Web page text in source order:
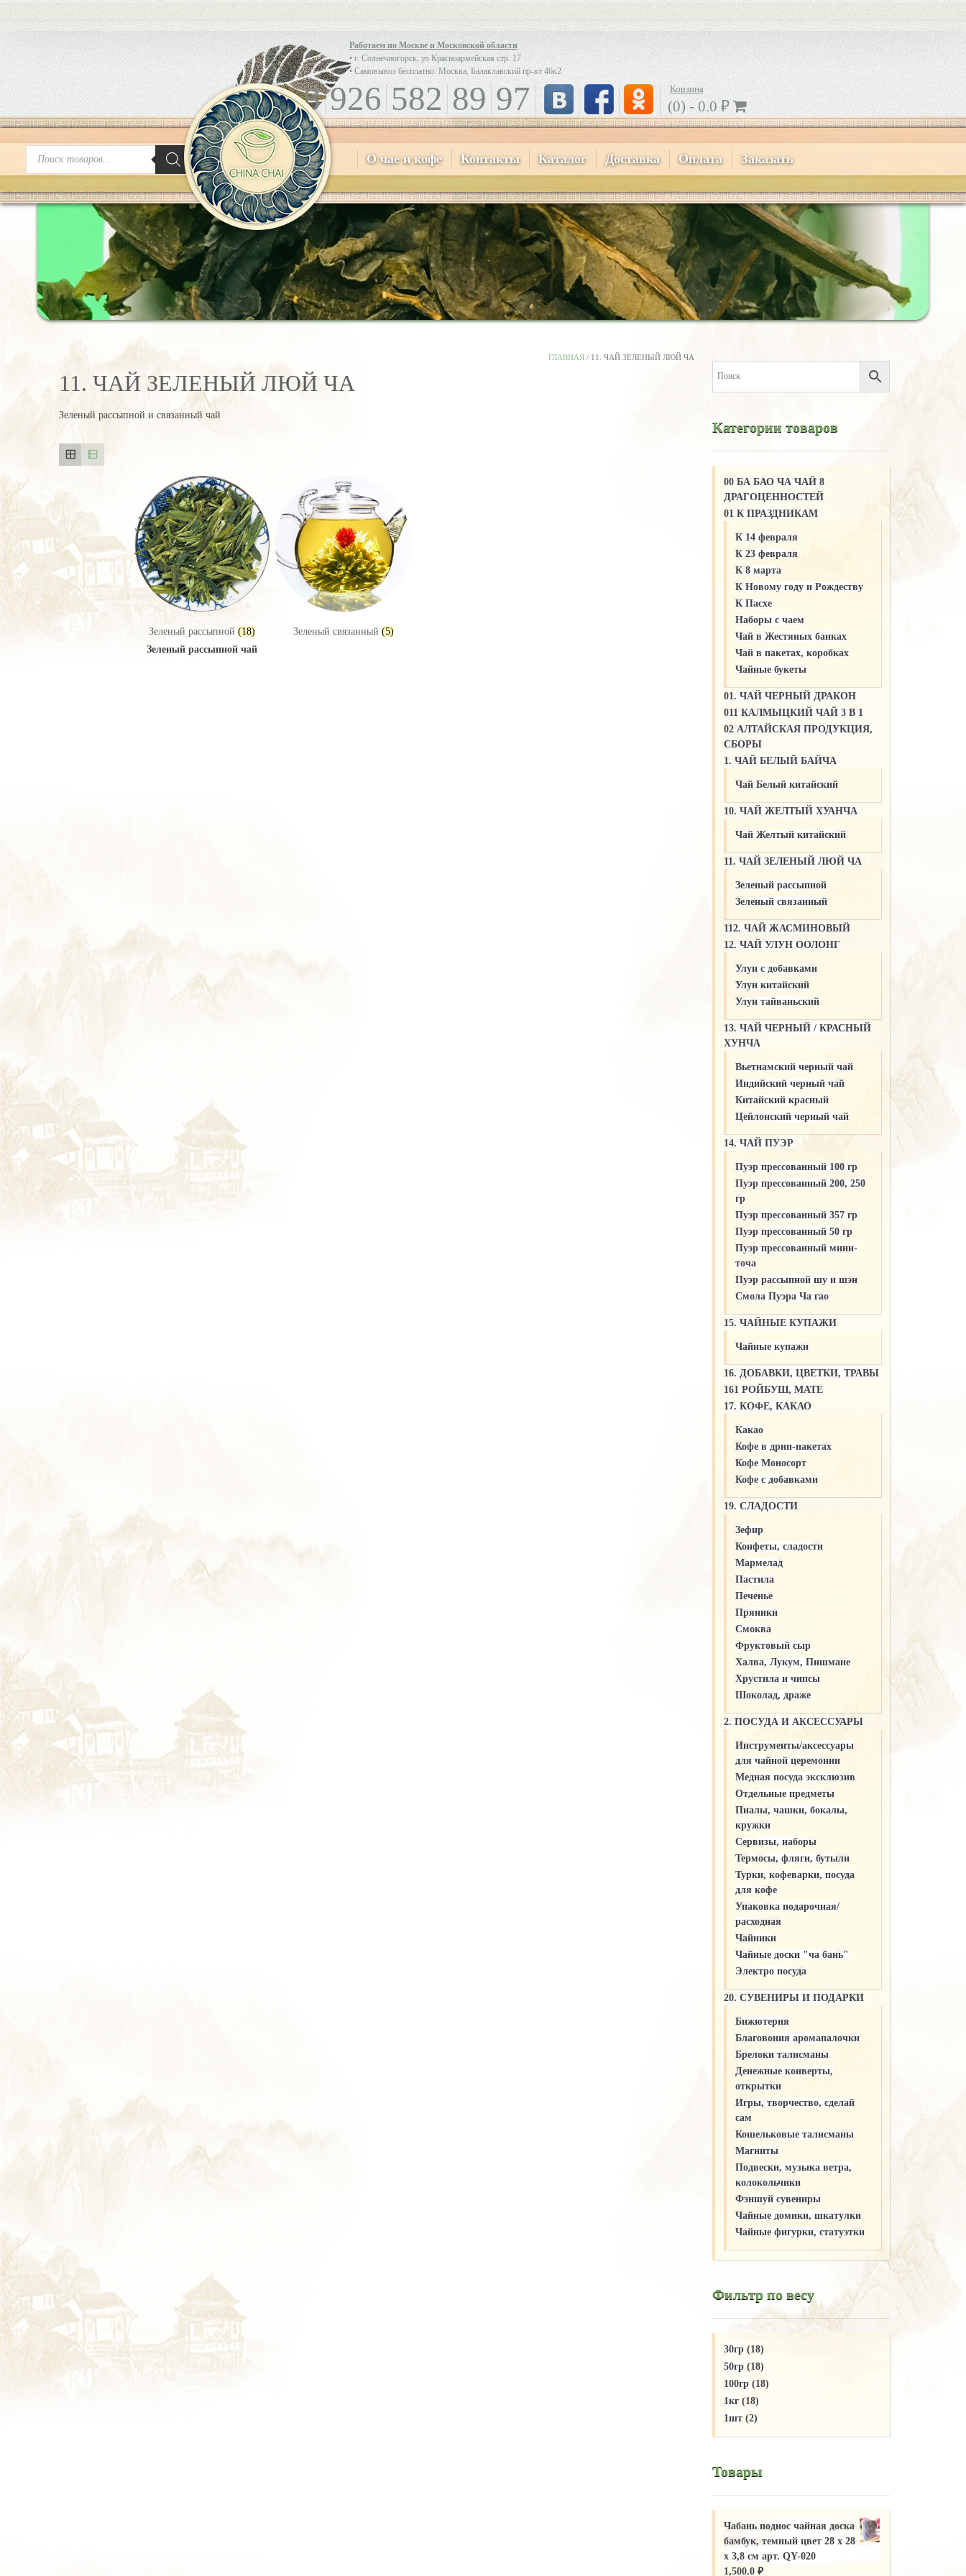
О чае и кофе Контакты Каталог Доставка Оплата Заказать
Работаем по Москве и Московской области
• г. Солнечногорск, ул Красноармейская стр. 17
• Самовывоз бесплатно: Москва, Балаклавский пр-кт 46к2
8 926 582 89 97 Корзина
(0) -0.0 ₽
Поиск
товаров
ГЛАВНАЯ/ 11. ЧАЙ ЗЕЛЕНЫЙ ЛЮЙ ЧА
11. ЧАЙ ЗЕЛЕНЫЙ ЛЮЙ ЧА
Зеленый рассыпной и связанный чай
Зеленый рассыпной (18)
Зеленый рассыпной чай
Зеленый связанный (5)
Категории товаров
00 БА БАО ЧА ЧАЙ 8
ДРАГОЦЕННОСТЕЙ
01 К ПРАЗДНИКАМ
К 14 февраля
К 23 февраля
К 8 марта
К Новому году и Рождеству
К Пасхе
Наборы с чаем
Чай в Жестяных банках
Чай в пакетах, коробках
Чайные букеты
01. ЧАЙ ЧЕРНЫЙ ДРАКОН
011 КАЛМЫЦКИЙ ЧАЙ 3 В 1
02 АЛТАЙСКАЯ ПРОДУКЦИЯ,
СБОРЫ
1. ЧАЙ БЕЛЫЙ БАЙЧА
Чай Белый китайский
10. ЧАЙ ЖЕЛТЫЙ ХУАНЧА
Чай Желтый китайский
11. ЧАЙ ЗЕЛЕНЫЙ ЛЮЙ ЧА
Зеленый рассыпной
Зеленый связанный
112. ЧАЙ ЖАСМИНОВЫЙ
12. ЧАЙ УЛУН ООЛОНГ
Улун c добавками
Улун китайский
Улун тайваньский
13. ЧАЙ ЧЕРНЫЙ / КРАСНЫЙ
ХУНЧА
Вьетнамский черный чай
Индийский черный чай
Китайский красный
Цейлонский черный чай
14. ЧАЙ ПУЭР
Пуэр прессованный 100 гр
Пуэр прессованный 200, 250
гр
Пуэр прессованный 357 гр
Пуэр прессованный 50 гр
Пуэр прессованный мини-
точа
Пуэр рассыпной шу и шэн
Смола Пуэра Ча гао
15. ЧАЙНЫЕ КУПАЖИ
Чайные купажи
16. ДОБАВКИ, ЦВЕТКИ, ТРАВЫ
161 РОЙБУШ, МАТЕ
17. КОФЕ, КАКАО
Какао
Кофе в дрип-пакетах
Кофе Моносорт
Кофе с добавками
19. СЛАДОСТИ
Зефир
Конфеты, сладости
Мармелад
Пастила
Печенье
Пряники
Смоква
Фруктовый сыр
Халва, Лукум, Пишмане
Хрустила и чипсы
Шоколад, драже
2. ПОСУДА И АКСЕССУАРЫ
Инструменты/аксессуары
для чайной церемонии
Медная посуда эксклюзив
Отдельные предметы
Пиалы, чашки, бокалы,
кружки
Сервизы, наборы
Термосы, фляги, бутыли
Турки, кофеварки, посуда
для кофе
Упаковка подарочная/
расходная
Чайники
Чайные доски "ча бань"
Электро посуда
20. СУВЕНИРЫ И ПОДАРКИ
Бижютерия
Благовония аромапалочки
Брелоки талисманы
Денежные конверты,
открытки
Игры, творчество, сделай
сам
Кошельковые талисманы
Магниты
Подвески, музыка ветра,
колокольчики
Фэншуй сувениры
Чайные домики, шкатулки
Чайные фигурки, статуэтки
Фильтр по весу
30гр (18)
50гр (18)
100гр (18)
1кг (18)
1шт (2)
Товары
Чабань поднос чайная доска
бамбук, темный цвет 28 х 28
х 3,8 см арт. QY-020
1,500.0 ₽